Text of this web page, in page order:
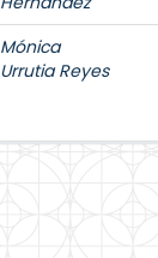
Mónica
Urrutia Reyes